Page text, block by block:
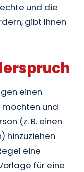
und die
gibt Ihnen
einen
und
(z. B. einen
hinzuziehen
eine
für eine